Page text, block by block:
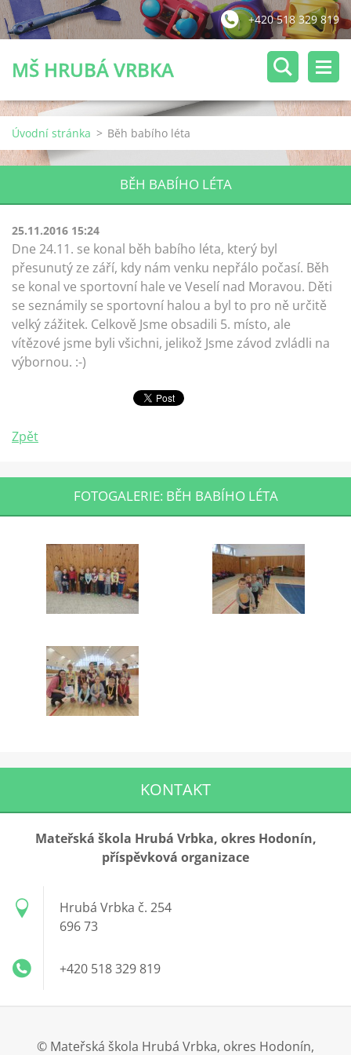
+420 518 329 819
MŠ HRUBÁ VRBKA
Úvodní stránka > Běh babího léta
BĚH BABÍHO LÉTA
25.11.2016 15:24
Dne 24.11. se konal běh babího léta, který byl
přesunutý ze září, kdy nám venku nepřálo počasí. Běh
se konal ve sportovní hale ve Veselí nad Moravou. Děti
se seznámily se sportovní halou a byl to pro ně určitě
velký zážitek. Celkově Jsme obsadili 5. místo, ale
vítězové jsme byli všichni, jelikož Jsme závod zvládli na
výbornou. :-)
Zpět
FOTOGALERIE: BĚH BABÍHO LÉTA
KONTAKT
Mateřská škola Hrubá Vrbka, okres Hodonín,
příspěvková organizace
Hrubá Vrbka č. 254
696 73
+420 518 329 819
© Mateřská škola Hrubá Vrbka, okres Hodonín,